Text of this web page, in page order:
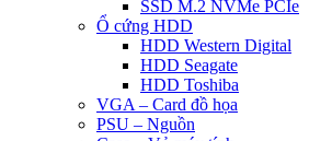
SSD M.2 NVMe PCIe
Ổ cứng HDD
HDD Western Digital
HDD Seagate
HDD Toshiba
VGA – Card đồ họa
PSU – Nguồn